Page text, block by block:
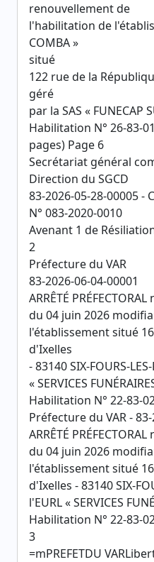
renouvellement de
l'habilitation de
COMBA »
situé
122 rue de la
géré
par la SAS « FUNECAP
Habilitation N° 26-83-
pages) Page 6
Secrétariat général
Direction du SGCD
83-2026-05-28-00005
N° 083-2020-0010
Avenant 1 de
2
Préfecture du VAR
83-2026-06-04-00001
ARRÊTÉ
du 04 juin 2026
l'établissement situé
d'Ixelles
- 83140 SIX-FOURS-
« SERVICES
Habilitation N° 22-83-
Préfecture du VAR -
ARRÊTÉ
du 04 juin 2026
l'établissement situé
d'Ixelles - 83140 SIX-
l'EURL « SERVICES
Habilitation N° 22-83-
3
=mPREFETDU